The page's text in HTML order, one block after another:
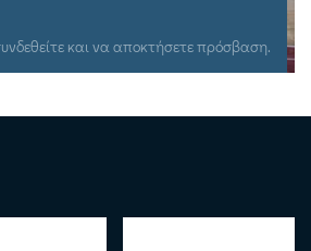
και να αποκτήσετε πρόσβαση.